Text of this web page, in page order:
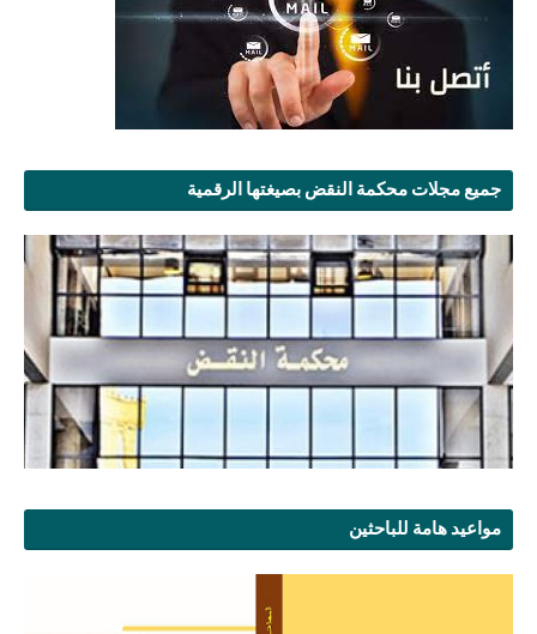
جميع مجلات محكمة النقض بصيغتها الرقمية
مواعيد هامة للباحثين